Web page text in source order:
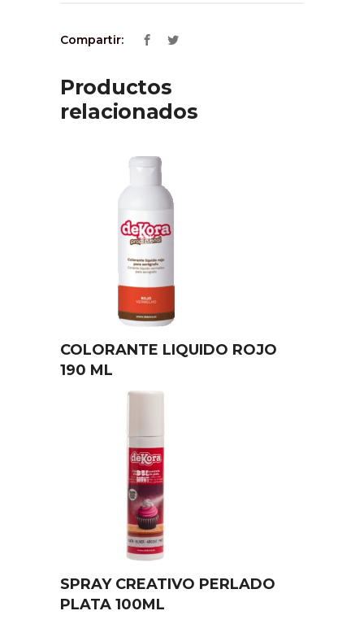
Compartir:
Productos
relacionados
COLORANTE LIQUIDO ROJO
190 ML
SPRAY CREATIVO PERLADO
PLATA 100ML